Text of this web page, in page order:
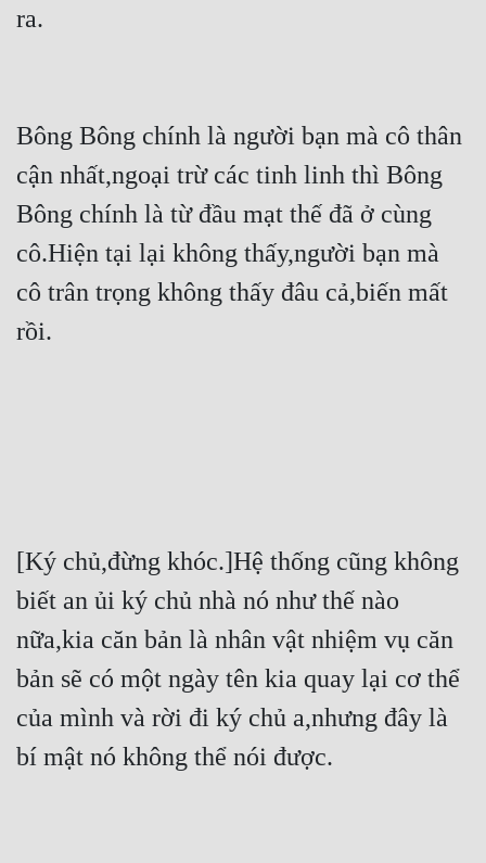
ra.
Bông Bông chính là người bạn mà cô thân
cận nhất,ngoại trừ các tinh linh thì Bông
Bông chính là từ đầu mạt thế đã ở cùng
cô.Hiện tại lại không thấy,người bạn mà
cô trân trọng không thấy đâu cả,biến mất
rồi.
[Ký chủ,đừng khóc.]Hệ thống cũng không
biết an ủi ký chủ nhà nó như thế nào
nữa,kia căn bản là nhân vật nhiệm vụ căn
bản sẽ có một ngày tên kia quay lại cơ thể
của mình và rời đi ký chủ a,nhưng đây là
bí mật nó không thể nói được.